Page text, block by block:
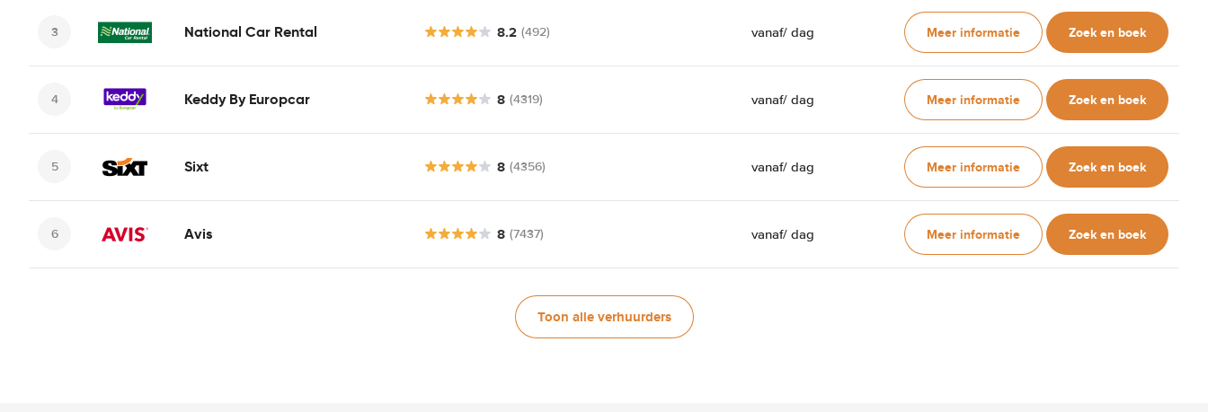
National Car Rental 8.2 (492) vanaf/ dag Meer informatie Zoek en boek
Keddy By Europcar 8 (4319) vanaf/ dag Meer informatie Zoek en boek
Sixt 8 (4356) vanaf/ dag Meer informatie Zoek en boek
Avis 8 (7437) vanaf/ dag Meer informatie Zoek en boek
Toon alle verhuurders